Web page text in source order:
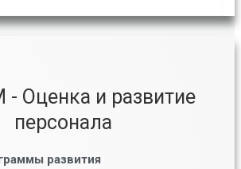
- Оценка и развитие
персонала
развития